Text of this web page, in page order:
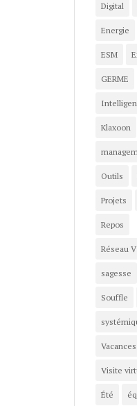
Digital
Energie
ESM
GERME
Klaxoon
Outils
Projets
Repos
Réseau
sagesse
Souffle
Vacances
Visite
Été